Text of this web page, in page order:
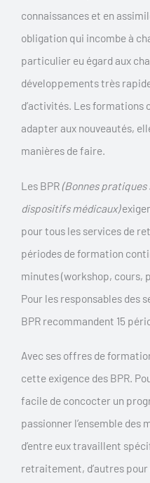
connaissances et en
obligation qui incombe à
particulier eu égard aux
développements très
d’activités. Les formations
adapter aux nouveautés,
manières de faire.
Les BPR(Bonnes
dispositifs médicaux)
pour tous les services de
périodes de formation
minutes (workshop, cours,
Pour les responsables des
BPR recommandent 15
Avec ses offres de
cette exigence des BPR.
facile de concocter un
passionner l’ensemble des
d’entre eux travaillent
retraitement, d’autres